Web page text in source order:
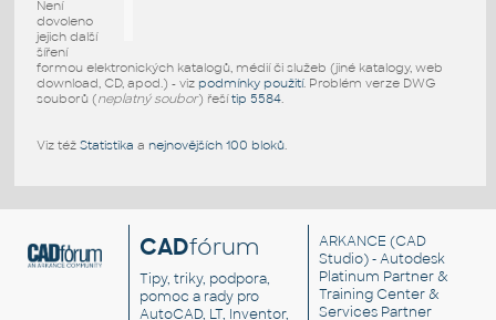
Není
dovoleno
jejich další
šíření
formou elektronických katalogů, médií či služeb (jiné katalogy, web
download, CD, apod.) - viz podmínky použití. Problém verze DWG
souborů (neplatný soubor) řešítip 5584.
Viz též Statistika a nejnovějších 100 bloků.
CADfórum
Tipy, triky, podpora,
pomoc a rady pro
AutoCAD, LT, Inventor,
ARKANCE (CAD
Studio) - Autodesk
Platinum Partner &
Training Center &
Services Partner